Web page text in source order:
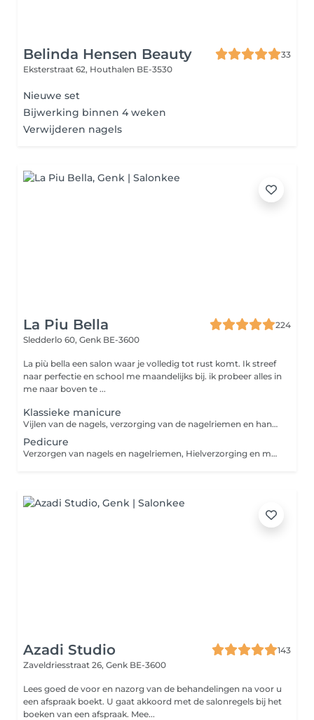
Belinda Hensen Beauty
33
Eksterstraat 62, Houthalen BE-3530
Nieuwe set
Bijwerking binnen 4 weken
Verwijderen nagels
La Piu Bella
224
Sledderlo 60, Genk BE-3600
La più bella een salon waar je volledig tot rust komt. Ik streef
naar perfectie en school me maandelijks bij. ik probeer alles in
me naar boven te ...
Klassieke manicure
Vijlen van de nagels, verzorging van de nagelriemen en handmassage.
Pedicure
Verzorgen van nagels en nagelriemen, Hielverzorging en massage.
Azadi Studio
143
Zaveldriesstraat 26, Genk BE-3600
Lees goed de voor en nazorg van de behandelingen na voor u
een afspraak boekt. U gaat akkoord met de salonregels bij het
boeken van een afspraak. Mee...